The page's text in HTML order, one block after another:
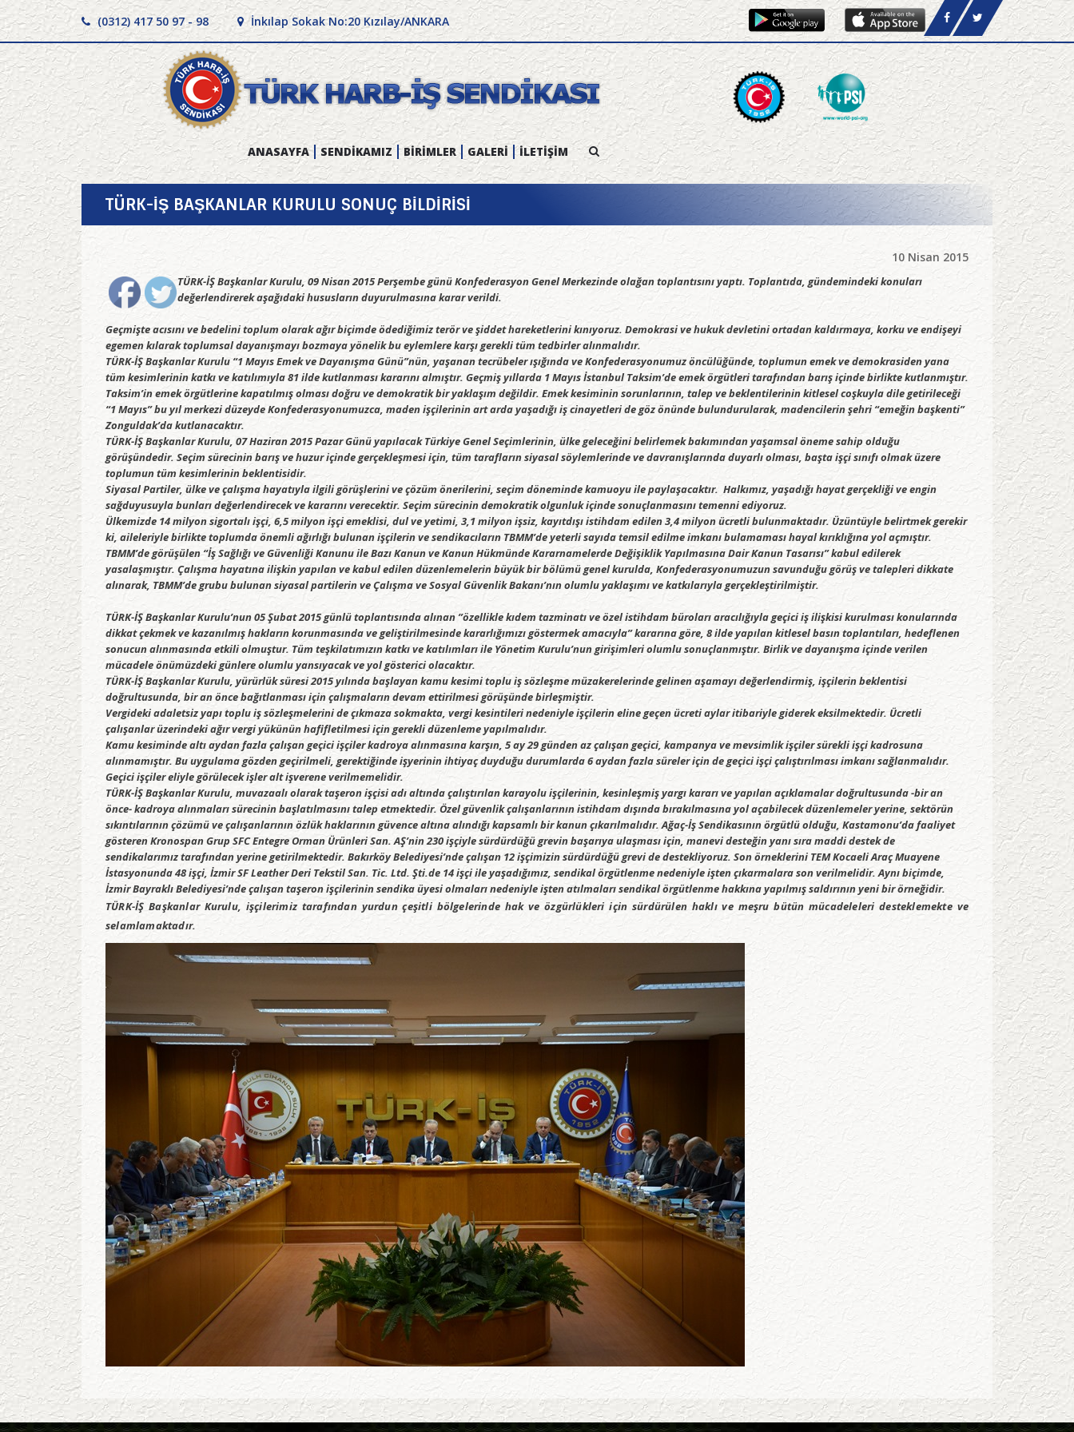
(0312) 417 50 97 - 98 İnkılap Sokak No:20 Kızılay/ANKARA
ANASAYFA SENDİKAMIZ BİRİMLER GALERİ İLETİŞİM
TÜRK-İŞ BAŞKANLAR KURULU SONUÇ BİLDİRİSİ
10 Nisan 2015
TÜRK-İŞ Başkanlar Kurulu, 09 Nisan 2015 Perşembe günü Konfederasyon Genel Merkezinde olağan toplantısını yaptı. Toplantıda, gündemindeki konuları
değerlendirerek aşağıdaki hususların duyurulmasına karar verildi.
Geçmişte acısını ve bedelini toplum olarak ağır biçimde ödediğimiz terör ve şiddet hareketlerini kınıyoruz. Demokrasi ve hukuk devletini ortadan kaldırmaya, korku ve endişeyi
egemen kılarak toplumsal dayanışmayı bozmaya yönelik bu eylemlere karşı gerekli tüm tedbirler alınmalıdır.
TÜRK-İŞ Başkanlar Kurulu “1 Mayıs Emek ve Dayanışma Günü”nün, yaşanan tecrübeler ışığında ve Konfederasyonumuz öncülüğünde, toplumun emek ve demokrasiden yana
tüm kesimlerinin katkı ve katılımıyla 81 ilde kutlanması kararını almıştır. Geçmiş yıllarda 1 Mayıs İstanbul Taksim’de emek örgütleri tarafından barış içinde birlikte kutlanmıştır.
Taksim’in emek örgütlerine kapatılmış olması doğru ve demokratik bir yaklaşım değildir. Emek kesiminin sorunlarının, talep ve beklentilerinin kitlesel coşkuyla dile getirileceği
“1 Mayıs” bu yıl merkezi düzeyde Konfederasyonumuzca, maden işçilerinin art arda yaşadığı iş cinayetleri de göz önünde bulundurularak, madencilerin şehri “emeğin başkenti”
Zonguldak’da kutlanacaktır.
TÜRK-İŞ Başkanlar Kurulu, 07 Haziran 2015 Pazar Günü yapılacak Türkiye Genel Seçimlerinin, ülke geleceğini belirlemek bakımından yaşamsal öneme sahip olduğu
görüşündedir. Seçim sürecinin barış ve huzur içinde gerçekleşmesi için, tüm tarafların siyasal söylemlerinde ve davranışlarında duyarlı olması, başta işçi sınıfı olmak üzere
toplumun tüm kesimlerinin beklentisidir.
Siyasal Partiler, ülke ve çalışma hayatıyla ilgili görüşlerini ve çözüm önerilerini, seçim döneminde kamuoyu ile paylaşacaktır. Halkımız, yaşadığı hayat gerçekliği ve engin
sağduyusuyla bunları değerlendirecek ve kararını verecektir. Seçim sürecinin demokratik olgunluk içinde sonuçlanmasını temenni ediyoruz.
Ülkemizde 14 milyon sigortalı işçi, 6,5 milyon işçi emeklisi, dul ve yetimi, 3,1 milyon işsiz, kayıtdışı istihdam edilen 3,4 milyon ücretli bulunmaktadır. Üzüntüyle belirtmek gerekir
ki, aileleriyle birlikte toplumda önemli ağırlığı bulunan işçilerin ve sendikacıların TBMM’de yeterli sayıda temsil edilme imkanı bulamaması hayal kırıklığına yol açmıştır.
TBMM’de görüşülen “İş Sağlığı ve Güvenliği Kanunu ile Bazı Kanun ve Kanun Hükmünde Kararnamelerde Değişiklik Yapılmasına Dair Kanun Tasarısı” kabul edilerek
yasalaşmıştır. Çalışma hayatına ilişkin yapılan ve kabul edilen düzenlemelerin büyük bir bölümü genel kurulda, Konfederasyonumuzun savunduğu görüş ve talepleri dikkate
alınarak, TBMM’de grubu bulunan siyasal partilerin ve Çalışma ve Sosyal Güvenlik Bakanı’nın olumlu yaklaşımı ve katkılarıyla gerçekleştirilmiştir.
TÜRK-İŞ Başkanlar Kurulu’nun 05 Şubat 2015 günlü toplantısında alınan ”özellikle kıdem tazminatı ve özel istihdam büroları aracılığıyla geçici iş ilişkisi kurulması konularında
dikkat çekmek ve kazanılmış hakların korunmasında ve geliştirilmesinde kararlığımızı göstermek amacıyla” kararına göre, 8 ilde yapılan kitlesel basın toplantıları, hedeflenen
sonucun alınmasında etkili olmuştur. Tüm teşkilatımızın katkı ve katılımları ile Yönetim Kurulu’nun girişimleri olumlu sonuçlanmıştır. Birlik ve dayanışma içinde verilen
mücadele önümüzdeki günlere olumlu yansıyacak ve yol gösterici olacaktır.
TÜRK-İŞ Başkanlar Kurulu, yürürlük süresi 2015 yılında başlayan kamu kesimi toplu iş sözleşme müzakerelerinde gelinen aşamayı değerlendirmiş, işçilerin beklentisi
doğrultusunda, bir an önce bağıtlanması için çalışmaların devam ettirilmesi görüşünde birleşmiştir.
Vergideki adaletsiz yapı toplu iş sözleşmelerini de çıkmaza sokmakta, vergi kesintileri nedeniyle işçilerin eline geçen ücreti aylar itibariyle giderek eksilmektedir. Ücretli
çalışanlar üzerindeki ağır vergi yükünün hafifletilmesi için gerekli düzenleme yapılmalıdır.
Kamu kesiminde altı aydan fazla çalışan geçici işçiler kadroya alınmasına karşın, 5 ay 29 günden az çalışan geçici, kampanya ve mevsimlik işçiler sürekli işçi kadrosuna
alınmamıştır. Bu uygulama gözden geçirilmeli, gerektiğinde işyerinin ihtiyaç duyduğu durumlarda 6 aydan fazla süreler için de geçici işçi çalıştırılması imkanı sağlanmalıdır.
Geçici işçiler eliyle görülecek işler alt işverene verilmemelidir.
TÜRK-İŞ Başkanlar Kurulu, muvazaalı olarak taşeron işçisi adı altında çalıştırılan karayolu işçilerinin, kesinleşmiş yargı kararı ve yapılan açıklamalar doğrultusunda -bir an
önce- kadroya alınmaları sürecinin başlatılmasını talep etmektedir. Özel güvenlik çalışanlarının istihdam dışında bırakılmasına yol açabilecek düzenlemeler yerine, sektörün
sıkıntılarının çözümü ve çalışanlarının özlük haklarının güvence altına alındığı kapsamlı bir kanun çıkarılmalıdır. Ağaç-İş Sendikasının örgütlü olduğu, Kastamonu’da faaliyet
gösteren Kronospan Grup SFC Entegre Orman Ürünleri San. AŞ’nin 230 işçiyle sürdürdüğü grevin başarıya ulaşması için, manevi desteğin yanı sıra maddi destek de
sendikalarımız tarafından yerine getirilmektedir. Bakırköy Belediyesi’nde çalışan 12 işçimizin sürdürdüğü grevi de destekliyoruz. Son örneklerini TEM Kocaeli Araç Muayene
İstasyonunda 48 işçi, İzmir SF Leather Deri Tekstil San. Tic. Ltd. Şti.de 14 işçi ile yaşadığımız, sendikal örgütlenme nedeniyle işten çıkarmalara son verilmelidir. Aynı biçimde,
İzmir Bayraklı Belediyesi’nde çalışan taşeron işçilerinin sendika üyesi olmaları nedeniyle işten atılmaları sendikal örgütlenme hakkına yapılmış saldırının yeni bir örneğidir.
TÜRK-İŞ Başkanlar Kurulu, işçilerimiz tarafından yurdun çeşitli bölgelerinde hak ve özgürlükleri için sürdürülen haklı ve meşru bütün mücadeleleri desteklemekte ve
selamlamaktadır.